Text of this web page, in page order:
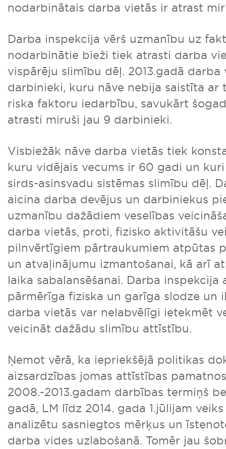
nodarbinātais darba vietās ir atrast
Darba inspekcija vērš uzmanību uz
nodarbinātie bieži tiek atrasti darba
vispārēju slimību dēļ. 2013.gadā darba
darbinieki, kuru nāve nebija saistīta ar
riska faktoru iedarbību, savukārt
atrasti miruši jau 9 darbinieki.
Visbiežāk nāve darba vietās tiek
kuru vidējais vecums ir 60 gadi un
sirds-asinsvadu sistēmas slimību dēļ.
aicina darba devējus un darbiniekus
uzmanību dažādiem veselības
darba vietās, proti, fizisko aktivitāšu
pilnvērtīgiem pārtraukumiem atpūtas
un atvaļinājumu izmantošanai, kā arī
laika sabalansēšanai. Darba inspekcija
pārmērīga fiziska un garīga slodze un
darba vietās var nelabvēlīgi ietekmēt
veicināt dažādu slimību attīstību.
Ņemot vērā, ka iepriekšējā politikas
aizsardzības jomas attīstības
2008.-2013.gadam darbības termiņš
gadā, LM līdz 2014. gada 1.jūlijam
analizētu sasniegtos mērķus un
darba vides uzlabošanā. Tomēr jau